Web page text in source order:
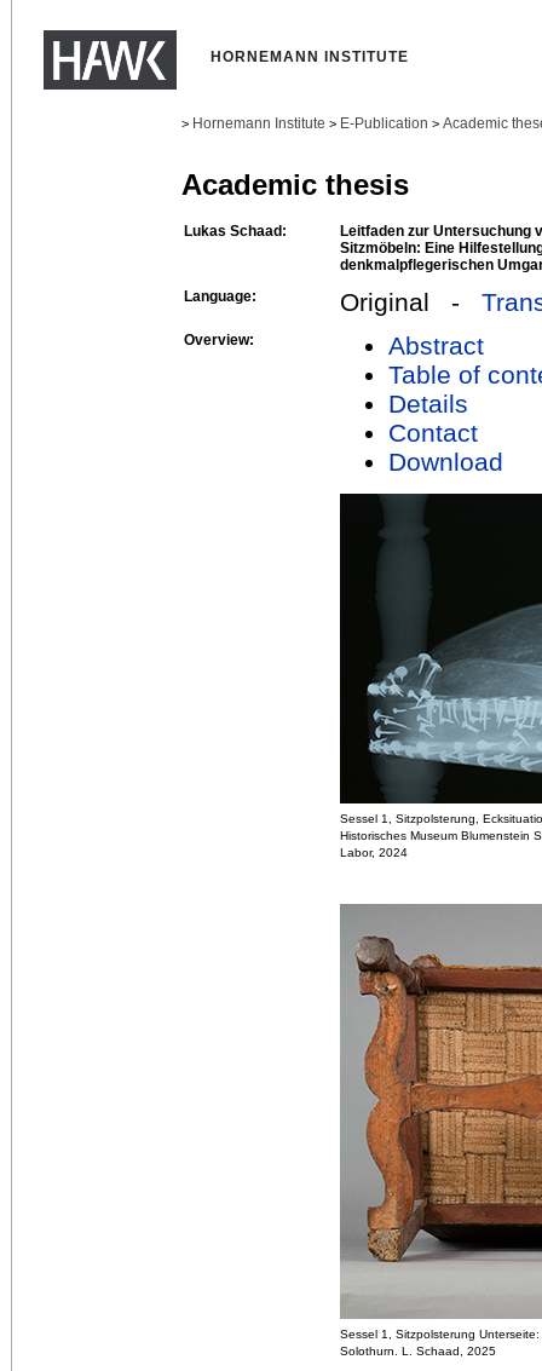
HORNEMANN INSTITUTE
> Hornemann Institute > E-Publication > Academic
Academic thesis
Lukas Schaad:
Leitfaden zur Untersuchung
Sitzmöbeln: Eine
denkmalpflegerischen
Language:
Original -
Overview:
Abstract
Table of
Details
Contact
Download
Sessel 1, Sitzpolsterung,
Historisches Museum Blumenstein
Labor, 2024
Sessel 1, Sitzpolsterung
Solothurn. L. Schaad, 2025